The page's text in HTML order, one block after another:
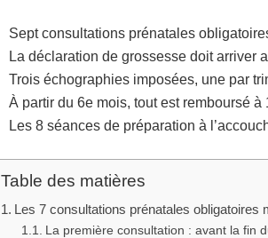
Sept consultations prénatales
La déclaration de grossesse doit arriver
Trois échographies imposées, une par
À partir du 6e mois, tout est remboursé à
Les 8 séances de préparation à
Table des matières
Les 7 consultations prénatales obligatoires
La première consultation : avant la fin